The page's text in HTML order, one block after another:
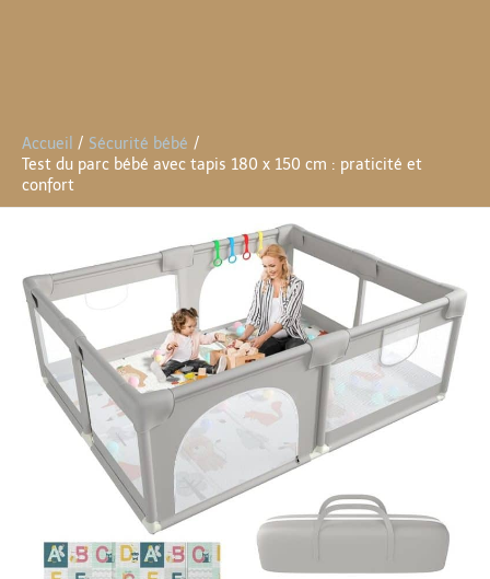
Accueil
Sécurité bébé
Test du parc bébé avec tapis 180 x 150 cm : praticité et
confort